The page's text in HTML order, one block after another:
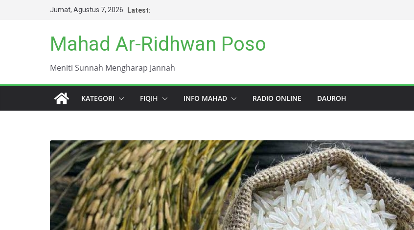
Jumat, Agustus 7, 2026 Latest:
Mahad Ar-Ridhwan Poso
Meniti Sunnah Mengharap Jannah
KATEGORI FIQIH INFO MAHAD RADIO ONLINE DAUROH